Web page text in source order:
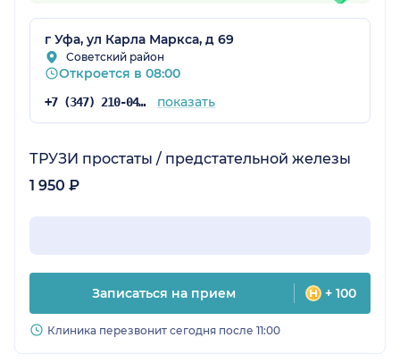
г Уфа, ул Карла Маркса, д 69
Советский район
Откроется в 08:00
+7 (347) 210-04-96 показать
ТРУЗИ простаты / предстательной железы
1 950 ₽
Записаться на прием + 100
Клиника перезвонит сегодня после 11:00